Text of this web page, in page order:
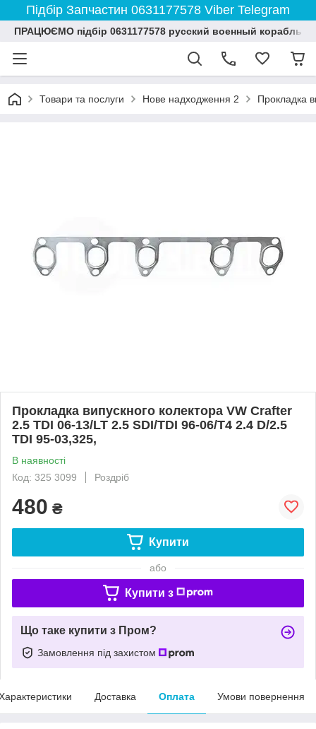
Підбір Запчастин 0631177578 Viber Telegram
ПРАЦЮЄМО підбір 0631177578 русский военный корабль
Товари та послуги Нове надходження 2 Прокладка
Прокладка випускного колектора VW Crafter
2.5 TDI 06-13/LT 2.5 SDI/TDI 96-06/T4 2.4 D/2.5
TDI 95-03,325,
В наявності
Код: 325 3099
Роздріб
480 ₴
Купити
або
Купити з
Що таке купити з Пром?
Замовлення під захистом
Доставка Оплата Умови повернення